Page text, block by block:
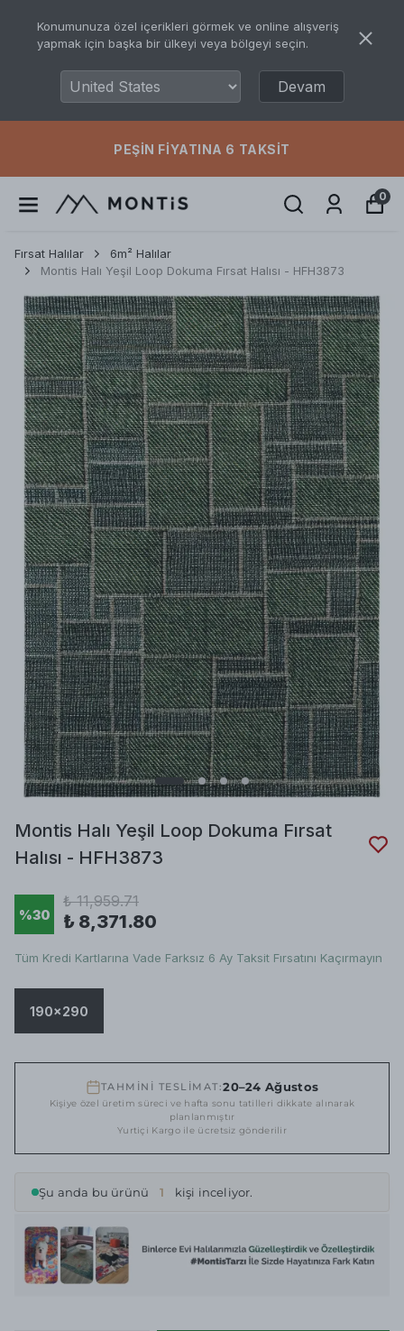
Konumunuza özel içerikleri görmek ve online alışveriş
yapmak için başka bir ülkeyi veya bölgeyi seçin.
Devam
PEŞIN FIYATINA 6 TAKSIT
0
Fırsat Halılar
6m² Halılar
Montis Halı Yeşil Loop Dokuma Fırsat Halısı - HFH3873
Montis Halı Yeşil Loop Dokuma Fırsat
Halısı - HFH3873
%30
₺ 11,959.71
₺ 8,371.80
Tüm Kredi Kartlarına Vade Farksız 6 Ay Taksit Fırsatını Kaçırmayın
190x290
TAHMİNİ TESLİMAT:20–24 Ağustos
Kişiye özel üretim süreci ve hafta sonu tatilleri dikkate alınarak
planlanmıştır
Yurtiçi Kargo ile ücretsiz gönderilir
Şu anda bu ürünü 1 kişi inceliyor.